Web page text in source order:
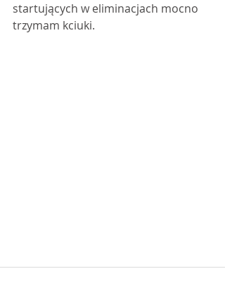
startujących w eliminacjach mocno
trzymam kciuki.